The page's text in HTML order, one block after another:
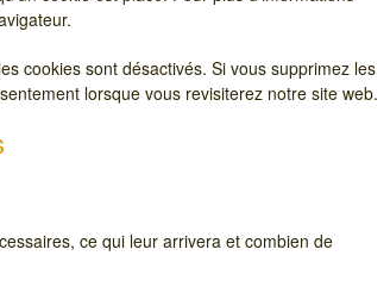
cookies sont désactivés. Si vous supprimez les
lorsque vous revisiterez notre site web.
ce qui leur arrivera et combien de